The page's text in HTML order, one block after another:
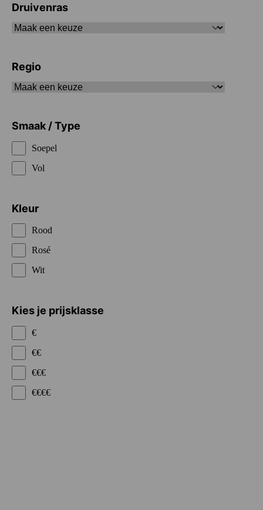
Druivenras
Regio
Smaak / Type
Soepel
Vol
Kleur
Rood
Rosé
Wit
Kies je prijsklasse
€
€€
€€€
€€€€